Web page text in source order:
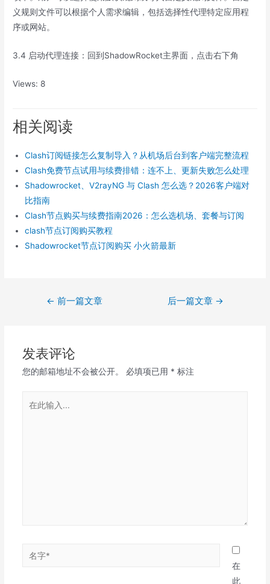
义规则文件可以根据个人需求编辑，包括选择性代理特定应用程
序或网站。
3.4 启动代理连接：回到ShadowRocket主界面，点击右下角
Views: 8
相关阅读
Clash订阅链接怎么复制导入？从机场后台到客户端完整流程
Clash免费节点试用与续费排错：连不上、更新失败怎么处理
Shadowrocket、V2rayNG 与 Clash 怎么选？2026客户端对
比指南
Clash节点购买与续费指南2026：怎么选机场、套餐与订阅
clash节点订阅购买教程
Shadowrocket节点订阅购买 小火箭最新
← 前一篇文章 后一篇文章 →
发表评论
您的邮箱地址不会被公开。 必填项已用 * 标注
在
此